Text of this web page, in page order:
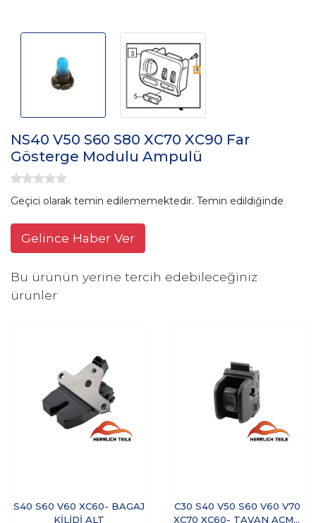
NS40 V50 S60 S80 XC70 XC90 Far
Gösterge Modulu Ampulü
Geçici olarak temin edilememektedir. Temin edildiğinde
Gelince Haber Ver
Bu ürünün yerine tercih edebileceğiniz
ürünler
S40 S60 V60 XC60- BAGAJ
KİLİDİ ALT
C30 S40 V50 S60 V60 V70
XC70 XC60- TAVAN AÇMA